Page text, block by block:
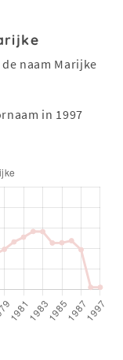
naam Marijke
in 1997